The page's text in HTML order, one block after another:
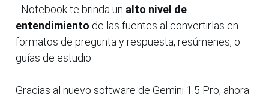
- Notebook te brinda un alto nivel de
entendimiento de las fuentes al convertirlas en
formatos de pregunta y respuesta, resúmenes, o
guías de estudio.
Gracias al nuevo software de Gemini 1.5 Pro, ahora